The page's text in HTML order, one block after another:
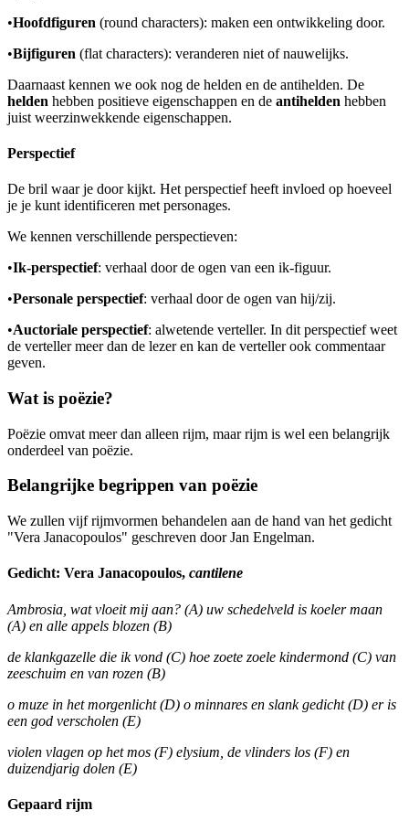
•Hoofdfiguren (round characters): maken een ontwikkeling door.
•Bijfiguren (flat characters): veranderen niet of nauwelijks.
Daarnaast kennen we ook nog de helden en de antihelden. De
helden hebben positieve eigenschappen en de antihelden hebben
juist weerzinwekkende eigenschappen.
Perspectief
De bril waar je door kijkt. Het perspectief heeft invloed op hoeveel
je je kunt identificeren met personages.
We kennen verschillende perspectieven:
•Ik-perspectief: verhaal door de ogen van een ik-figuur.
•Personale perspectief: verhaal door de ogen van hij/zij.
•Auctoriale perspectief: alwetende verteller. In dit perspectief weet
de verteller meer dan de lezer en kan de verteller ook commentaar
geven.
Wat is poëzie?
Poëzie omvat meer dan alleen rijm, maar rijm is wel een belangrijk
onderdeel van poëzie.
Belangrijke begrippen van poëzie
We zullen vijf rijmvormen behandelen aan de hand van het gedicht
"Vera Janacopoulos" geschreven door Jan Engelman.
Gedicht: Vera Janacopoulos, cantilene
Ambrosia, wat vloeit mij aan? (A) uw schedelveld is koeler maan
(A) en alle appels blozen (B)
de klankgazelle die ik vond (C) hoe zoete zoele kindermond (C) van
zeeschuim en van rozen (B)
o muze in het morgenlicht (D) o minnares en slank gedicht (D) er is
een god verscholen (E)
violen vlagen op het mos (F) elysium, de vlinders los (F) en
duizendjarig dolen (E)
Gepaard rijm